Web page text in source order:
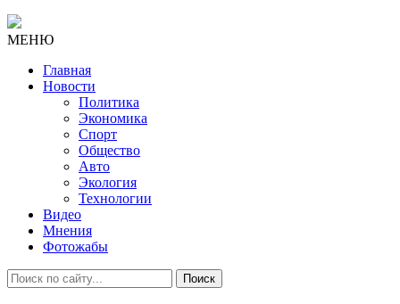
МЕНЮ
Главная
Новости
Политика
Экономика
Спорт
Общество
Авто
Экология
Технологии
Видео
Мнения
Фотожабы
Поиск